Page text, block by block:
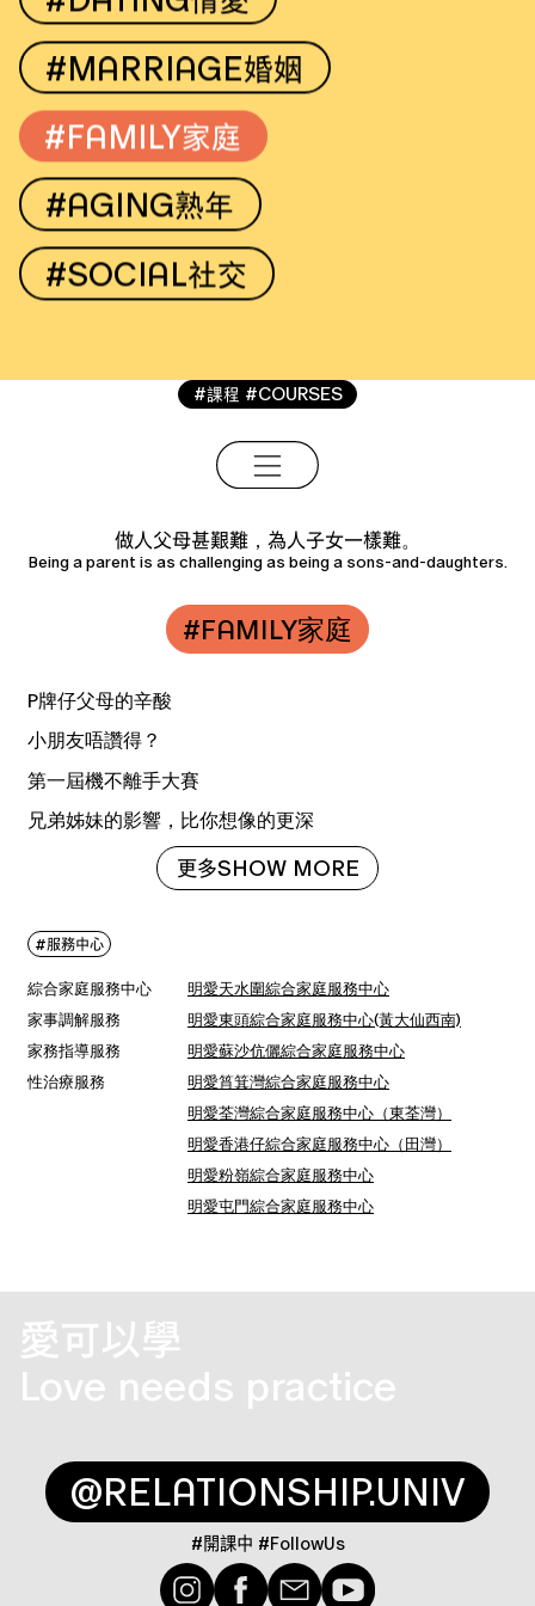
#大學課程
#Courses
學習情感的原因，在於回到那些影響生活
的核心課題。點閱課程，以瞭解自己更
多。
Back to school? Not enough. We need
to back to selves. Register course to
#課程 #COURSES
#MARRIAGE婚姻
#FAMILY家庭
#AGING熟年
#SOCIAL社交
做人父母甚艱難，為人子女一樣難。
Being a parent is as challenging as being a sons-and-daughters.
#FAMILY家庭
P牌仔父母的辛酸
小朋友唔讚得？
第一屆機不離手大賽
兄弟姊妹的影響，比你想像的更深
更多SHOW MORE
#服務中心
綜合家庭服務中心
明愛天水圍綜合家庭服務中心
家事調解服務
明愛東頭綜合家庭服務中心(黃大仙西南)
家務指導服務
明愛蘇沙伉儷綜合家庭服務中心
性治療服務
明愛筲箕灣綜合家庭服務中心
明愛荃灣綜合家庭服務中心（東荃灣）
明愛香港仔綜合家庭服務中心（田灣）
明愛粉嶺綜合家庭服務中心
明愛屯門綜合家庭服務中心
愛可以學
Love needs practice
@RELATIONSHIP.UNIV
#開課中 #FollowUs